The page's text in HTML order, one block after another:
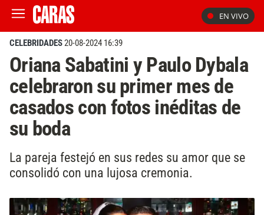
EN VIVO
CELEBRIDADES20-08-2024 16:39
Oriana Sabatini y Paulo Dybala
celebraron su primer mes de
casados con fotos inéditas de
su boda
La pareja festejó en sus redes su amor que se
consolidó con una lujosa cremonia.